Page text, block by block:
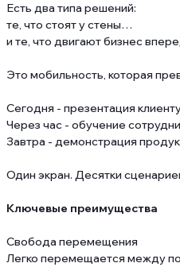
Есть два типа решений:
те, что стоят у стены…
и те, что двигают бизнес
Это мобильность, которая
Сегодня - презентация
Через час - обучение
Завтра - демонстрация
Один экран. Десятки
Ключевые преимущества
Свобода перемещения
Легко перемещается между